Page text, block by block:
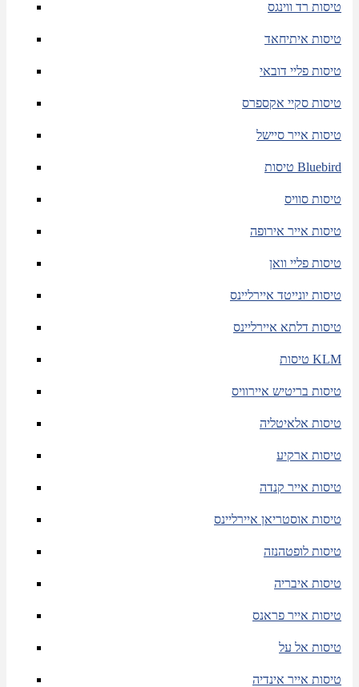
טיסות רד ווינגס
טיסות איתיחאד
טיסות פליי דובאי
טיסות סקיי אקספרס
טיסות אייר סיישל
טיסות Bluebird
טיסות סוויס
טיסות אייר אירופה
טיסות פליי וואן
טיסות יונייטד איירליינס
טיסות דלתא איירליינס
טיסות KLM
טיסות בריטיש איירוויס
טיסות אלאיטליה
טיסות ארקיע
טיסות אייר קנדה
טיסות אוסטריאן איירליינס
טיסות לופטהנזה
טיסות איבריה
טיסות אייר פראנס
טיסות אל על
טיסות אייר אינדיה